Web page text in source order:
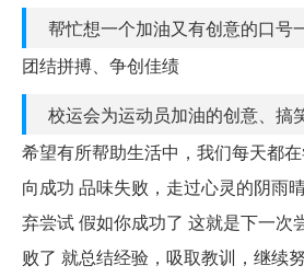
帮忙想一个加油又有创意的口号
团结拼搏、争创佳绩
校运会为运动员加油的创意、搞
希望有所帮助生活中，我们每天都
向成功 品味失败，走过心灵的阴雨
弃尝试 假如你成功了 这就是下一次
败了 就总结经验，吸取教训，继续